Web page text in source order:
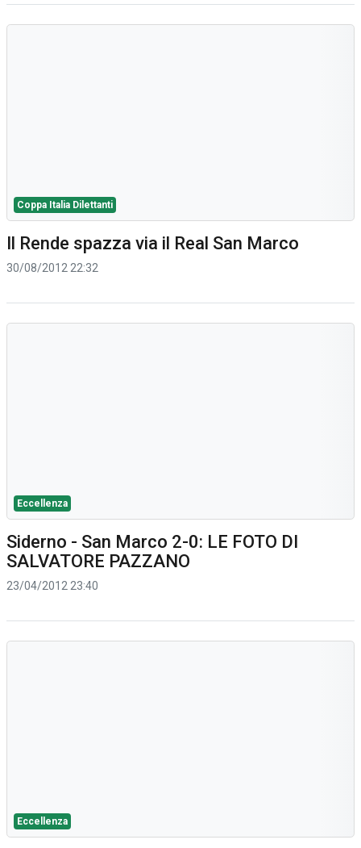
Coppa Italia Dilettanti
Il Rende spazza via il Real San Marco
30/08/2012 22:32
Eccellenza
Siderno - San Marco 2-0: LE FOTO DI
SALVATORE PAZZANO
23/04/2012 23:40
Eccellenza